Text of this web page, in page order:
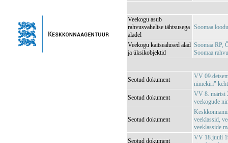
Veekogu asub
rahvusvahelise tähtsusega
aladel
Soomaa
Veekogu kaitsealused alad
ja üksikobjektid
Soomaa RP,
Soomaa
Seotud dokument
VV
nimekiri"
Seotud dokument
VV 8. märtsi
veekogude
Seotud dokument
veeklassid,
veeklasside
Seotud dokument
VV 18.juuli